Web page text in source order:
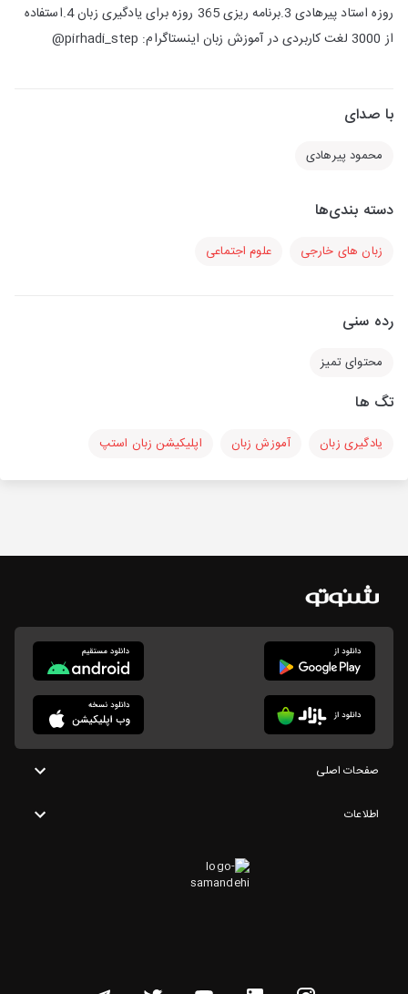
روزه استاد پیرهادی 3.برنامه ریزی 365 روزه برای یادگیری زبان 4.استفاده
از 3000 لغت کاربردی در آموزش زبان اینستاگرام: pirhadi_step@
با صدای
محمود پیرهادی
دسته بندی‌ها
زبان های خارجی علوم اجتماعی
رده سنی
محتوای تمیز
تگ ها
یادگیری زبان آموزش زبان اپلیکیشن زبان استپ
صفحات اصلی
اطلاعات